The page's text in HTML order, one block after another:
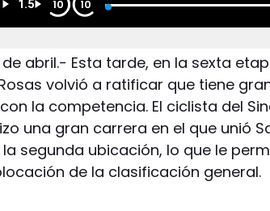
1.5 10 10
de abril.- Esta tarde, en la sexta
volvió a ratificar que tiene
la competencia. El ciclista del
una gran carrera en el que unió
segunda ubicación, lo que le
de la clasificación general.